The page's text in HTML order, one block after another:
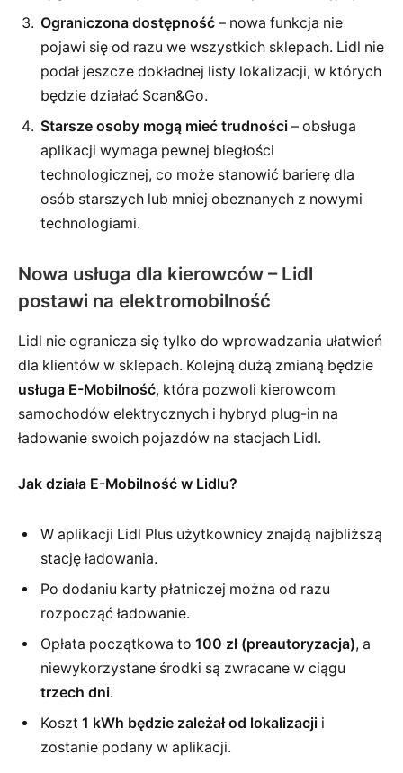
Ograniczona dostępność – nowa funkcja nie
pojawi się od razu we wszystkich sklepach. Lidl nie
podał jeszcze dokładnej listy lokalizacji, w których
będzie działać Scan&Go.
Starsze osoby mogą mieć trudności – obsługa
aplikacji wymaga pewnej biegłości
technologicznej, co może stanowić barierę dla
osób starszych lub mniej obeznanych z nowymi
technologiami.
Nowa usługa dla kierowców – Lidl
postawi na elektromobilność
Lidl nie ogranicza się tylko do wprowadzania ułatwień
dla klientów w sklepach. Kolejną dużą zmianą będzie
usługa E-Mobilność, która pozwoli kierowcom
samochodów elektrycznych i hybryd plug-in na
ładowanie swoich pojazdów na stacjach Lidl.
Jak działa E-Mobilność w Lidlu?
W aplikacji Lidl Plus użytkownicy znajdą najbliższą
stację ładowania.
Po dodaniu karty płatniczej można od razu
rozpocząć ładowanie.
Opłata początkowa to 100 zł (preautoryzacja), a
niewykorzystane środki są zwracane w ciągu
trzech dni.
Koszt 1 kWh będzie zależał od lokalizacji i
zostanie podany w aplikacji.